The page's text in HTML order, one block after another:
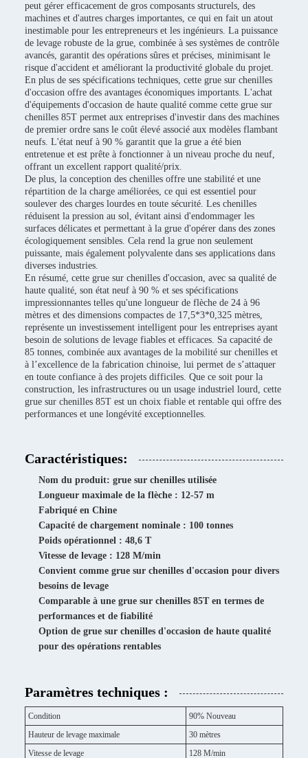
peut gérer efficacement de gros composants structurels, des
machines et d'autres charges importantes, ce qui en fait un atout
inestimable pour les entrepreneurs et les ingénieurs. La puissance
de levage robuste de la grue, combinée à ses systèmes de contrôle
avancés, garantit des opérations sûres et précises, minimisant le
risque d'accident et améliorant la productivité globale du projet.
En plus de ses spécifications techniques, cette grue sur chenilles
d'occasion offre des avantages économiques importants. L'achat
d'équipements d'occasion de haute qualité comme cette grue sur
chenilles 85T permet aux entreprises d'investir dans des machines
de premier ordre sans le coût élevé associé aux modèles flambant
neufs. L'état neuf à 90 % garantit que la grue a été bien
entretenue et est prête à fonctionner à un niveau proche du neuf,
offrant un excellent rapport qualité/prix.
De plus, la conception des chenilles offre une stabilité et une
répartition de la charge améliorées, ce qui est essentiel pour
soulever des charges lourdes en toute sécurité. Les chenilles
réduisent la pression au sol, évitant ainsi d'endommager les
surfaces délicates et permettant à la grue d'opérer dans des zones
écologiquement sensibles. Cela rend la grue non seulement
puissante, mais également polyvalente dans ses applications dans
diverses industries.
En résumé, cette grue sur chenilles d'occasion, avec sa qualité de
haute qualité, son état neuf à 90 % et ses spécifications
impressionnantes telles qu'une longueur de flèche de 24 à 96
mètres et des dimensions compactes de 17,5*3*0,325 mètres,
représente un investissement intelligent pour les entreprises ayant
besoin de solutions de levage fiables et efficaces. Sa capacité de
85 tonnes, combinée aux avantages de la mobilité sur chenilles et
à l’excellence de la fabrication chinoise, lui permet de s’attaquer
en toute confiance à des projets difficiles. Que ce soit pour la
construction, les infrastructures ou un usage industriel lourd, cette
grue sur chenilles 85T est un choix fiable et rentable qui offre des
performances et une longévité exceptionnelles.
Caractéristiques:
Nom du produit: grue sur chenilles utilisée
Longueur maximale de la flèche : 12-57 m
Fabriqué en Chine
Capacité de chargement nominale : 100 tonnes
Poids opérationnel : 48,6 T
Vitesse de levage : 128 M/min
Convient comme grue sur chenilles d'occasion pour divers
besoins de levage
Comparable à une grue sur chenilles 85T en termes de
performances et de fiabilité
Option de grue sur chenilles d'occasion de haute qualité
pour des opérations rentables
Paramètres techniques :
Condition
90% Nouveau
Hauteur de levage maximale
30 mètres
Vitesse de levage
128 M/min